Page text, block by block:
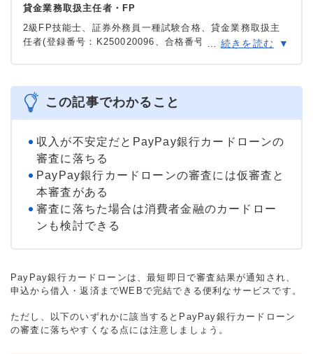
貸金業務取扱主任者・FP
2級FP技能士、証券外務員一種試験合格、貸金業務取扱主
任者(登録番号：K250020096、合格番号：第F241000177
ン、FX、不動産、保険など、多くの金融領域における情報
メディアの編集・監修に携わり、実績は計2000本以上。ロ
ーン利用者へのインタビューなども多数実施し、専門知識
＞＞公式ページ
続きを読む
この記事でわかること
収入が不安定だとPayPay銀行カードローンの
審査に落ちる
PayPay銀行カードローンの審査には仮審査と
本審査がある
審査に落ちた場合は消費者金融のカードロー
ンも検討できる
PayPay銀行カードローンは、最短即日で審査結果が通知され、
申込から借入・返済までWEBで完結できる便利なサービスです。
ただし、以下のいずれかに該当するとPayPay銀行カードローン
の審査に落ちやすくなる点には注意しましょう。